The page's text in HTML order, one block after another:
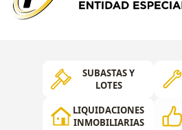
SUBASTAS Y
LOTES
LIQUIDACIONES
INMOBILIARIAS